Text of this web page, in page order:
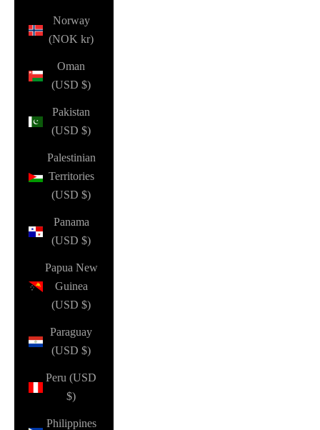
Norway
(NOK kr)
Oman
(USD $)
Pakistan
(USD $)
Palestinian
Territories
(USD $)
Panama
(USD $)
Papua New
Guinea
(USD $)
Paraguay
(USD $)
Peru (USD
$)
Philippines